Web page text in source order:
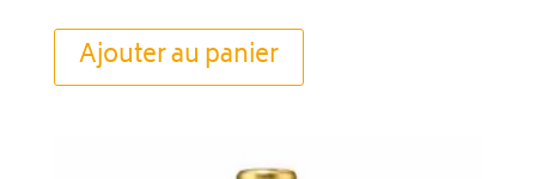
Ajouter au panier